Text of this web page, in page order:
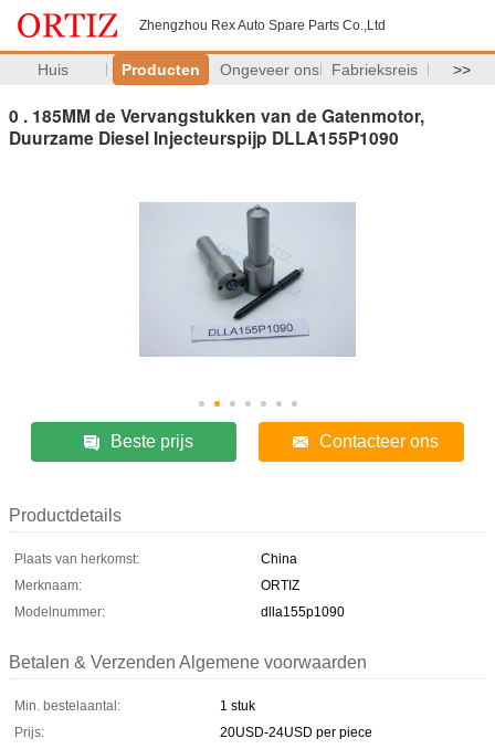
Zhengzhou Rex Auto Spare Parts Co.,Ltd
Huis Producten Ongeveer ons Fabrieksreis >>
0 . 185MM de Vervangstukken van de Gatenmotor,
Duurzame Diesel Injecteurspijp DLLA155P1090
Beste prijs Contacteer ons
Productdetails
Plaats van herkomst:
China
Merknaam:
ORTIZ
Modelnummer:
dlla155p1090
Betalen & Verzenden Algemene voorwaarden
Min. bestelaantal:
1 stuk
Prijs:
20USD-24USD per piece